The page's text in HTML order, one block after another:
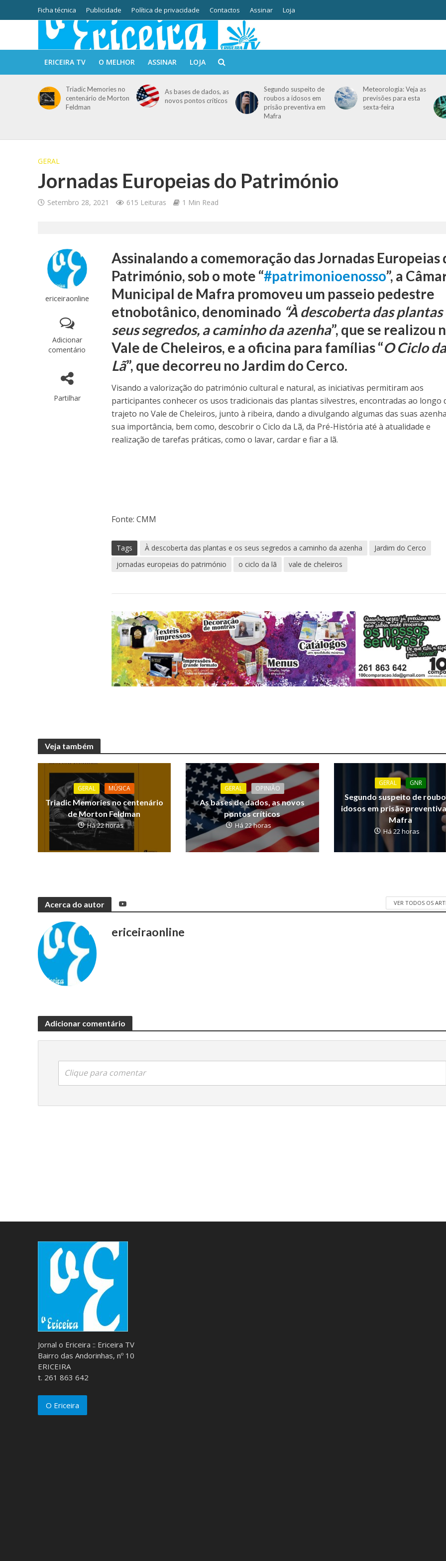
Ficha técnica Publicidade Política de privacidade Contactos Assinar Loja
ERICEIRA TV O MELHOR ASSINAR LOJA
Triadic Memories no
centenário de Morton
Feldman
As bases de dados, as
novos pontos críticos
Segundo suspeito de
roubos a idosos em
prisão preventiva em
Mafra
Meteorologia: Veja as
previsões para esta
sexta-feira
GERAL
Jornadas Europeias do Património
Setembro 28, 2021 615 Leituras 1 Min Read
ericeiraonline
Adicionar
comentário
Partilhar
Assinalando a comemoração das Jornadas Europeias
Património, sob o mote “#patrimonioenosso”, a
Municipal de Mafra promoveu um passeio pedestre
etnobotânico, denominado “À descoberta das plantas
seus segredos, a caminho da azenha”, que se realizou
Vale de Cheleiros, e a oficina para famílias “O Ciclo
Lã”, que decorreu no Jardim do Cerco.
Visando a valorização do património cultural e natural, as iniciativas permitiram aos
participantes conhecer os usos tradicionais das plantas silvestres, encontradas ao longo
trajeto no Vale de Cheleiros, junto à ribeira, dando a divulgando algumas das suas
sua importância, bem como, descobrir o Ciclo da Lã, da Pré-História até à atualidade e
realização de tarefas práticas, como o lavar, cardar e fiar a lã.
Fonte: CMM
Tags À descoberta das plantas e os seus segredos a caminho da azenha
Jardim do Cerco
jornadas europeias do património
o ciclo da lã vale de cheleiros
Veja também
GERAL MÚSICA
Triadic Memories no centenário
de Morton Feldman
Há 22 horas
GERAL OPINIÃO
As bases de dados, as novos
pontos críticos
Há 22 horas
GERAL GNR
Segundo suspeito de
idosos em prisão
Mafra
Há 22 horas
Acerca do autor VER TODOS OS
ericeiraonline
Adicionar comentário
Clique para comentar
Jornal o Ericeira :: Ericeira TV
Bairro das Andorinhas, nº 10
ERICEIRA
t. 261 863 642
O Ericeira